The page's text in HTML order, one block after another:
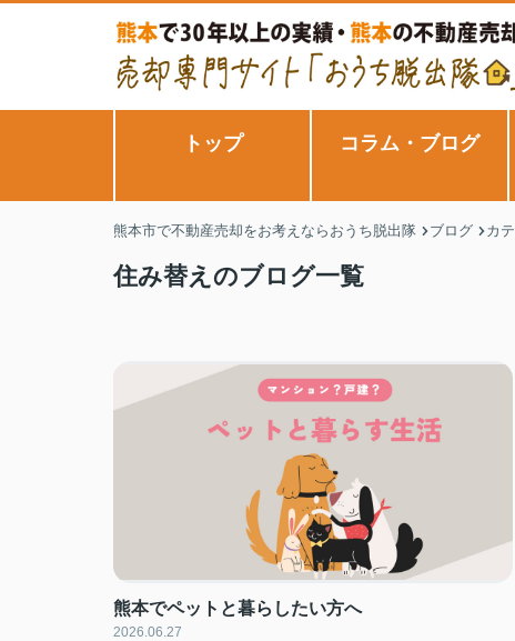
トップ コラム・ブログ
熊本市で不動産売却をお考えならおうち脱出隊 ブログ カ
住み替えのブログ一覧
熊本でペットと暮らしたい方へ
2026.06.27